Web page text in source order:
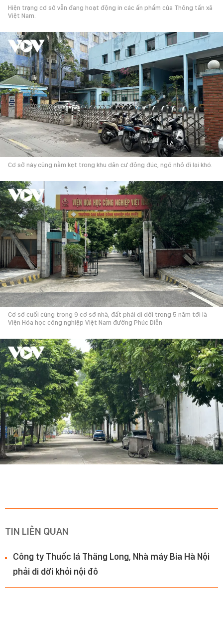
Hiện trạng cơ sở vẫn đang hoạt động in các ấn phẩm của Thông tấn xã
Việt Nam.
Cơ sở này cũng nằm kẹt trong khu dân cư đông đúc, ngõ nhỏ đi lại khó.
Cơ sở cuối cùng trong 9 cơ sở nhà, đất phải di dời trong 5 năm tới là
Viện Hóa học công nghiệp Việt Nam đường Phúc Diễn
TIN LIÊN QUAN
Công ty Thuốc lá Thăng Long, Nhà máy Bia Hà Nội
phải di dời khỏi nội đô